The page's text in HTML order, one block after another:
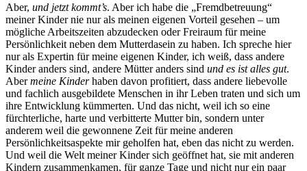
Aber, und jetzt kommt’s. Aber ich habe die „Fremdbetreuung“
meiner Kinder nie nur als meinen eigenen Vorteil gesehen – um
mögliche Arbeitszeiten abzudecken oder Freiraum für meine
Persönlichkeit neben dem Mutterdasein zu haben. Ich spreche hier
nur als Expertin für meine eigenen Kinder, ich weiß, dass andere
Kinder anders sind, andere Mütter anders sind und es ist alles gut.
Abermeine Kinderhaben davon profitiert, dass andere liebevolle
und fachlich ausgebildete Menschen in ihr Leben traten und sich um
ihre Entwicklung kümmerten. Und das nicht, weil ich so eine
fürchterliche, harte und verbitterte Mutter bin, sondern unter
anderem weil die gewonnene Zeit für meine anderen
Persönlichkeitsaspekte mir geholfen hat, eben das nicht zu werden.
Und weil die Welt meiner Kinder sich geöffnet hat, sie mit anderen
Kindern zusammenkamen, für ganze Tage und nicht nur ein paar